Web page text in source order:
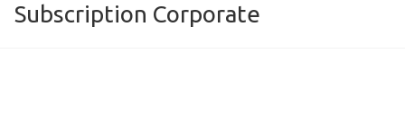
Subscription Corporate